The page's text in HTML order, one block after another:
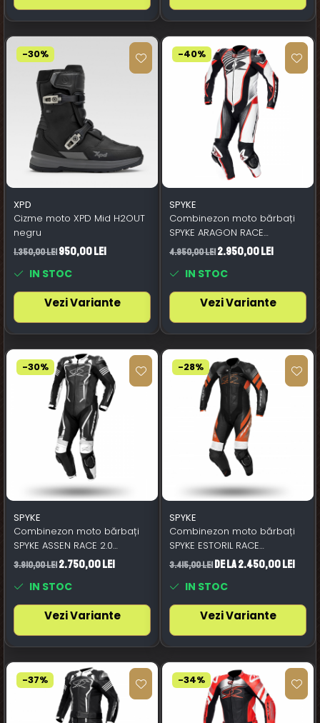
-30%
XPD
Cizme moto XPD Mid H2OUT
negru
1.350,00 Lei950,00 Lei
IN STOC
Vezi Variante
-40%
SPYKE
Combinezon moto bărbați
SPYKE ARAGON RACE
negru/alb/roșu aprins
4.950,00 Lei2.950,00 Lei
IN STOC
Vezi Variante
-30%
SPYKE
Combinezon moto bărbați
SPYKE ASSEN RACE 2.0
negru/alb
3.910,00 Lei2.750,00 Lei
IN STOC
Vezi Variante
-28%
SPYKE
Combinezon moto bărbați
SPYKE ESTORIL RACE
negru/alb/Portocaliu
3.415,00 Leide la 2.450,00 Lei
IN STOC
Vezi Variante
-37% -34%